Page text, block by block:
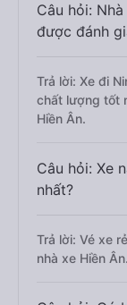
Câu hỏi:
được đánh
Trả lời: Xe đi
chất lượng tốt
Hiền Ân.
Câu hỏi: Xe
nhất?
Trả lời: Vé xe
nhà xe Hiền Ân.